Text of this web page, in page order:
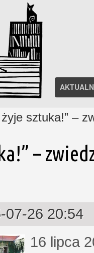
sztuka!” –
–
07-26 20:54
16 lipca